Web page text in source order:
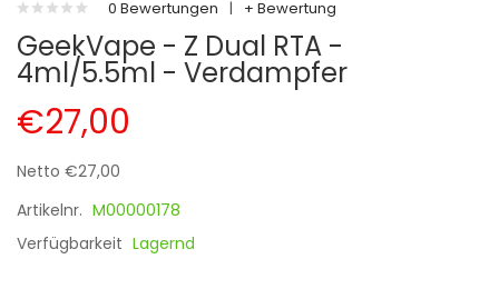
0 Bewertungen | + Bewertung
GeekVape - Z Dual RTA -
4ml/5.5ml - Verdampfer
€27,00
Netto €27,00
Artikelnr. M00000178
Verfügbarkeit Lagernd